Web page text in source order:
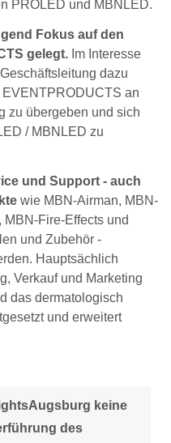
PROLED und MBNLED.
Fokus auf den
gelegt. Im Interesse
dazu
an
zu übergeben und sich
/ MBNLED zu
und Support - auch
wie MBN-Airman, MBN-
Fire-Effects und
und Zubehör -
Hauptsächlich
Verkauf und Marketing
das dermatologisch
und erweitert
keine
des